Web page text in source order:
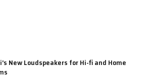
New Loudspeakers for Hi-fi and Home